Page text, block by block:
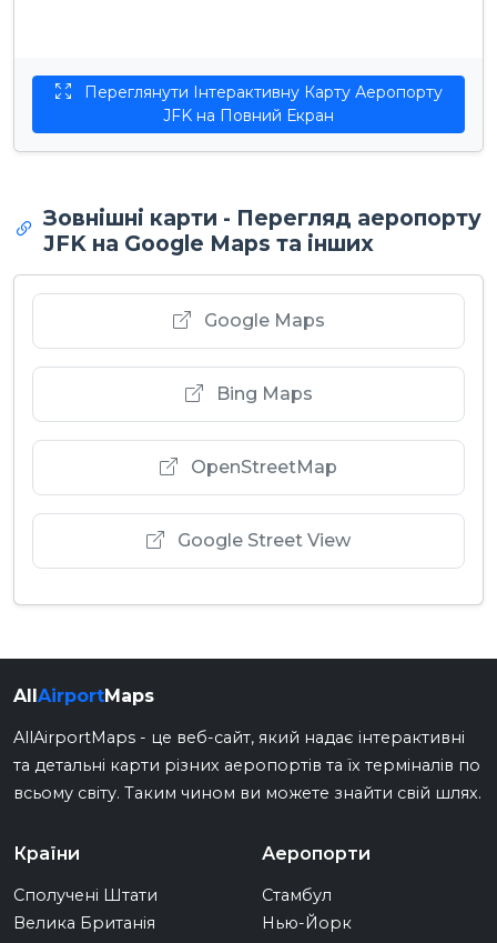
JFK на Повний Екран
Зовнішні карти - Перегляд аеропорту
JFK на Google Maps та інших
Google Maps
Bing Maps
OpenStreetMap
Google Street View
AllAirportMaps
AllAirportMaps - це веб-сайт, який надає інтерактивні
та детальні карти різних аеропортів та їх терміналів по
всьому світу. Таким чином ви можете знайти свій шлях.
Країни
Сполучені Штати
Велика Британія
Аеропорти
Стамбул
Нью-Йорк